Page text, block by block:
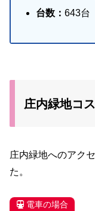
台数： 643台
庄内緑地コ
庄内緑地へのアク
た。
電車の場合